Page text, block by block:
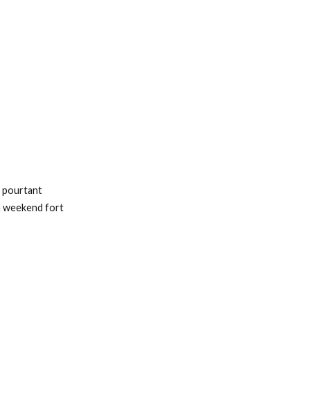
pourtant
weekend fort